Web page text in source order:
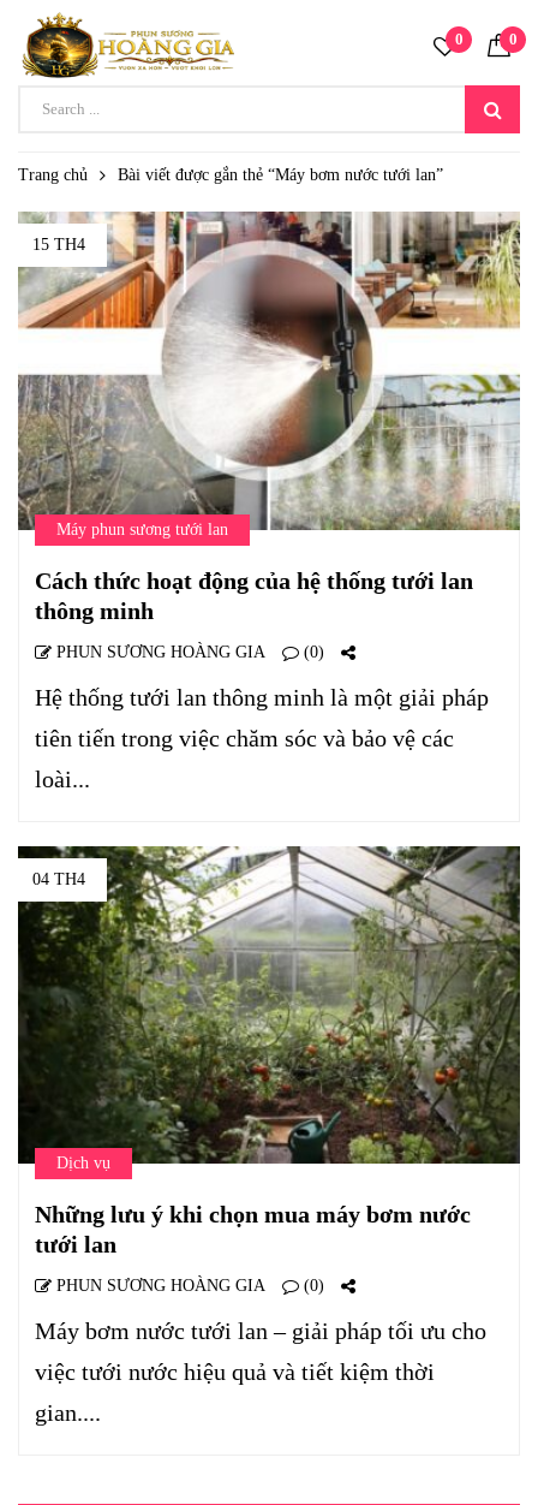
0 0
Trang chủ Bài viết được gắn thẻ “Máy bơm nước tưới lan”
15 TH4
Máy phun sương tưới lan
Cách thức hoạt động của hệ thống tưới lan
thông minh
PHUN SƯƠNG HOÀNG GIA (0)
Hệ thống tưới lan thông minh là một giải pháp
tiên tiến trong việc chăm sóc và bảo vệ các
loài...
04 TH4
Dịch vụ
Những lưu ý khi chọn mua máy bơm nước
tưới lan
PHUN SƯƠNG HOÀNG GIA (0)
Máy bơm nước tưới lan – giải pháp tối ưu cho
việc tưới nước hiệu quả và tiết kiệm thời
gian....